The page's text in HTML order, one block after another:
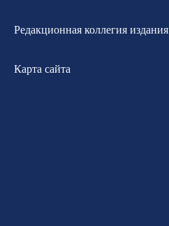
Редакционная коллегия издания
Карта сайта